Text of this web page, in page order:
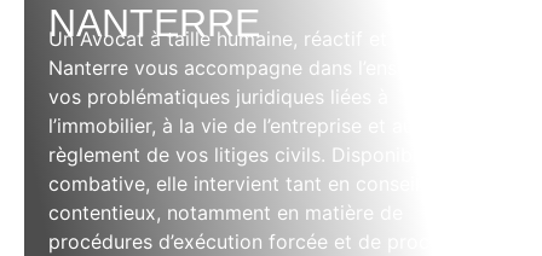
NANTERRE
Un Avocat à taille humaine, réactif et engagé à
Nanterre vous accompagne dans l’ensemble de
vos problématiques juridiques liées à
l’immobilier, à la vie de l’entreprise et au
règlement de vos litiges civils. Disponible et
combative, elle intervient tant en conseil qu’en
contentieux, notamment en matière de
procédures d’exécution forcée et de procédures